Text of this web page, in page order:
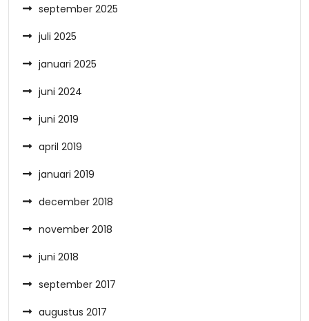
september 2025
juli 2025
januari 2025
juni 2024
juni 2019
april 2019
januari 2019
december 2018
november 2018
juni 2018
september 2017
augustus 2017